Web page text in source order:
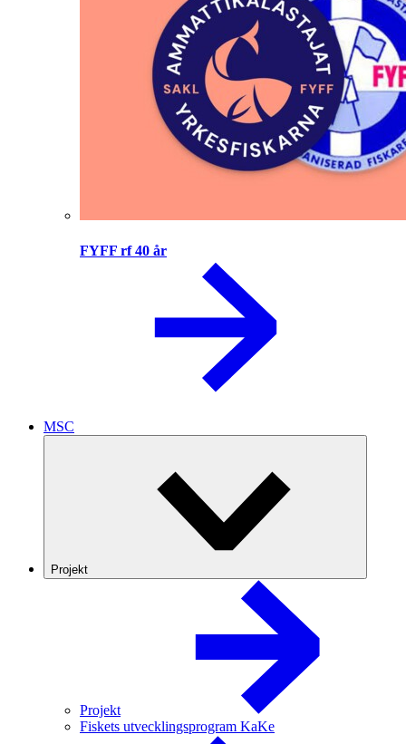
FYFF rf 40 år
MSC
Projekt
Projekt
Fiskets utvecklingsprogram KaKe